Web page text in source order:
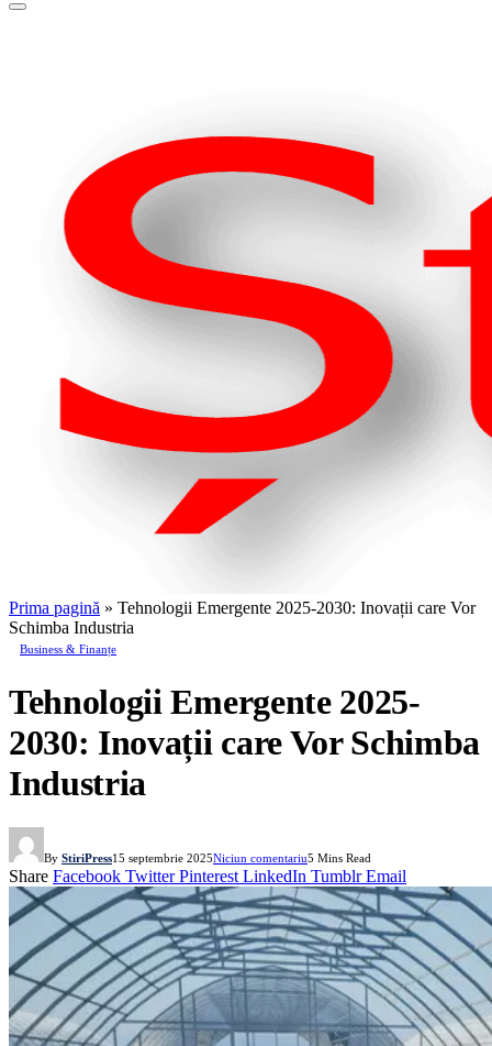
Prima pagină » Tehnologii Emergente 2025-2030: Inovații care Vor
Schimba Industria
Business & Finanțe
Tehnologii Emergente 2025-
2030: Inovații care Vor Schimba
Industria
By StiriPress15 septembrie 2025Niciun comentariu5 Mins Read
Share Facebook Twitter Pinterest LinkedIn Tumblr Email